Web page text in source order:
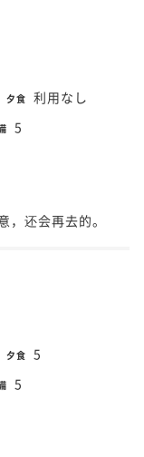
夕食 利用なし
5
还会再去的。
夕食 5
5